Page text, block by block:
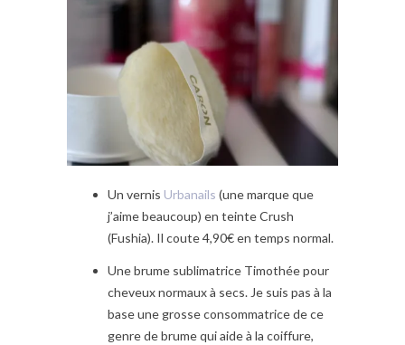
Un vernis Urbanails (une marque que
j’aime beaucoup) en teinte Crush
(Fushia). Il coute 4,90€ en temps normal.
Une brume sublimatrice Timothée pour
cheveux normaux à secs. Je suis pas à la
base une grosse consommatrice de ce
genre de brume qui aide à la coiffure,